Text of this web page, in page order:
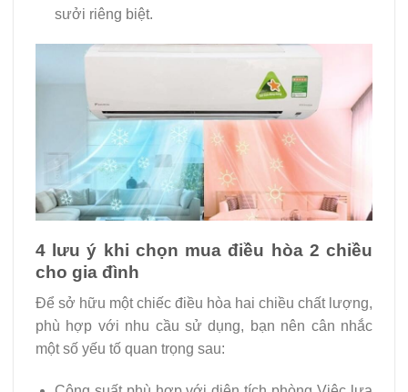
sưởi riêng biệt.
4 lưu ý khi chọn mua điều hòa 2 chiều
cho gia đình
Để sở hữu một chiếc điều hòa hai chiều chất lượng,
phù hợp với nhu cầu sử dụng, bạn nên cân nhắc
một số yếu tố quan trọng sau: